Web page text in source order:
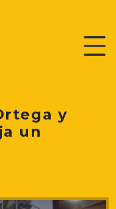
y
un